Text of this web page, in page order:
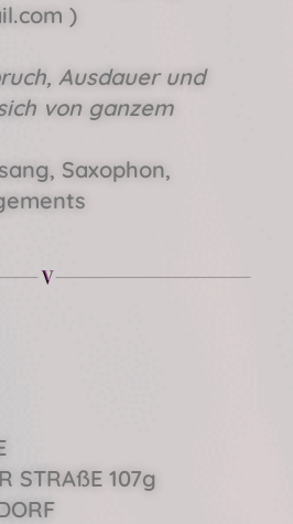
)
Ausdauer und
von ganzem
Saxophon,
STRAßE 107g